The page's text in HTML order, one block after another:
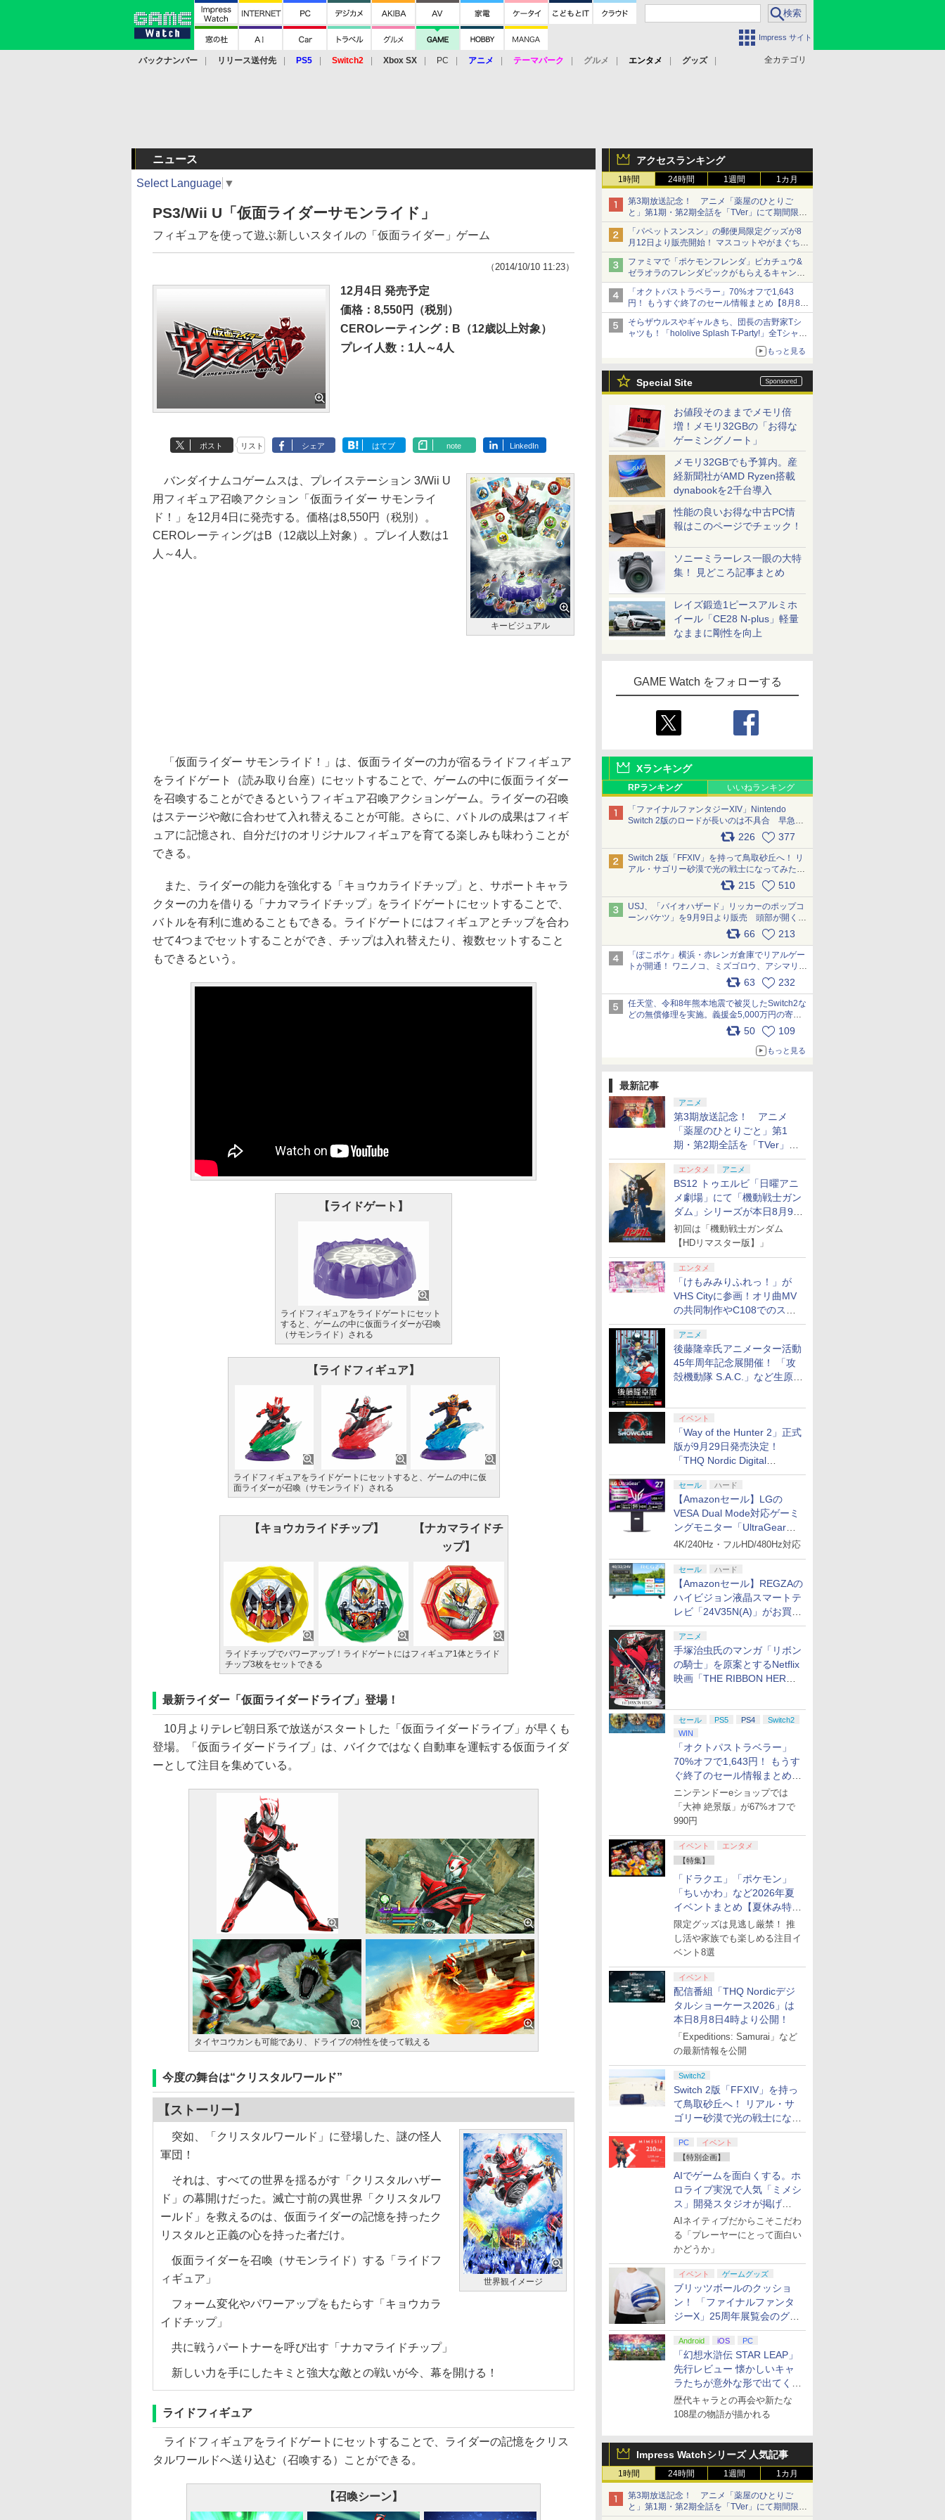
Impress サイト
全カテゴリ
バックナンバー リリース送付先 PS5 Switch2 Xbox SX PC アニメ テーマパーク グルメ エンタメ
グッズ
アクセスランキング
1時間 24時間 1週間 1カ月
第3期放送記念！ アニメ「薬屋のひとりご
と」第1期・第2期全話を「TVer」にて期間限定
で順次無料配信開始
「パペットスンスン」の郵便局限定グッズが8
月12日より販売開始！ マスコットやがまぐち、
レターセットなどが登場
ファミマで「ポケモンフレンダ」ピカチュウ&
ゼラオラのフレンダピックがもらえるキャンペ
ーン開催！
「オクトパストラベラー」70%オフで1,643
円！ もうすぐ終了のセール情報まとめ【8月8日
更新】
ニンテンドーeショップでは「大神 絶景版」が
67%オフで990円
そらザウルスやギャルきち、団長の吉野家Tシ
ャツも！「hololive Splash T-Party!」全Tシャツ
ラインナップ公開＆オンライン販売開始
もっと見る
Special Site
お値段そのままでメモリ倍
増！メモリ32GBの「お得な
ゲーミングノート」
メモリ32GBでも予算内。産
経新聞社がAMD Ryzen搭載
dynabookを2千台導入
性能の良いお得な中古PC情
報はこのページでチェック！
ソニーミラーレス一眼の大特
集！ 見どころ記事まとめ
レイズ鍛造1ピースアルミホ
イール「CE28 N-plus」軽量
なままに剛性を向上
GAME Watch をフォローする
Xランキング
RPランキング いいねランキング
「ファイナルファンタジーXIV」Nintendo
Switch 2版のロードが長いのは不具合 早急に
アップデートできるよう対応中226 377
Switch 2版「FFXIV」を持って鳥取砂丘へ！ リ
アル・サゴリー砂漠で光の戦士になってみた
215 510
USJ、「バイオハザード」リッカーのポップコ
ーンバケツ」を9月9日より販売 頭部が開く仕
組み。味は恐怖を堪のう「味噌フレーバー」
66 213
「ぽこポケ」横浜・赤レンガ倉庫でリアルゲー
トが開通！ ワニノコ、ミズゴロウ、アシマリ登
場シーンをレポート pic.x.com/LDgEByVl6D
63 232
任天堂、令和8年熊本地震で被災したSwitch2な
どの無償修理を実施。義援金5,000万円の寄付
も発表 pic.x.com/BAYsMfUfUC
50 109
もっと見る
最新記事
アニメ
第3期放送記念！ アニメ
「薬屋のひとりごと」第1
期・第2期全話を「TVer」に
て期間限定で順次無料配信開
始エンタメ アニメ
BS12 トゥエルビ「日曜アニ
メ劇場」にて「機動戦士ガン
ダム」シリーズが本日8月9日
から8週連続で放送
初回は「機動戦士ガンダム
【HDリマスター版】」
エンタメ
「けもみみりふれっ！」が
VHS Cityに参画！オリ曲MV
の共同制作やC108でのスペ
シャルコラボ広告を掲出
アニメ
後藤隆幸氏アニメーター活動
45年周年記念展開催！ 「攻
殻機動隊 S.A.C.」など生原
イベント
「Way of the Hunter 2」正式
版が9月29日発売決定！
「THQ Nordic Digital
Showcase 2026」まとめ
セール ハード
【Amazonセール】LGの
VESA Dual Mode対応ゲーミ
ングモニター「UltraGear
27G850A-B」がお買い得！
4K/240Hz・フルHD/480Hz対応
セール ハード
【Amazonセール】REGZAの
ハイビジョン液晶スマートテ
レビ「24V35N(A)」がお買い
得！
アニメ
手塚治虫氏のマンガ「リボン
の騎士」を原案とするNetflix
映画「THE RIBBON HERO
セール PS5 PS4
Switch2
WIN
「オクトパストラベラー」
70%オフで1,643円！ もうす
ぐ終了のセール情報まとめ
【8月8日更新】
ニンテンドーeショップでは
「大神 絶景版」が67%オフで
990円
イベント
エンタメ
【特集】
「ドラクエ」「ポケモン」
「ちいかわ」など2026年夏
イベントまとめ【夏休み特
集】
限定グッズは見逃し厳禁！ 推
し活や家族でも楽しめる注目イ
ベント8選
イベント
配信番組「THQ Nordicデジ
タルショーケース2026」は
本日8月8日4時より公開！
「Expeditions: Samurai」など
の最新情報を公開
Switch2
Switch 2版「FFXIV」を持っ
て鳥取砂丘へ！ リアル・サ
ゴリー砂漠で光の戦士になっ
てみた
PC
イベント
【特別企画】
AIでゲームを面白くする。ホ
ロライブ実況で人気「ミメシ
ス」開発スタジオが掲げ
る“AI活用の信念”とは？【講
演レポート】
AIネイティブだからこそこだわ
る「プレーヤーにとって面白い
かどうか」
イベント ゲームグッズ
ブリッツボールのクッショ
ン！ 「ファイナルファンタ
ジーX」25周年展覧会のグッ
ズ情報が公開
Android iOS PC
「幻想水滸伝 STAR LEAP」
先行レビュー 懐かしいキャ
ラたちが意外な形で出てくる
シリーズ完全新作！
歴代キャラとの再会や新たな
108星の物語が描かれる
Impress Watchシリーズ 人気記事
1時間 24時間 1週間 1カ月
第3期放送記念！ アニメ「薬屋のひとりご
と」第1期・第2期全話を「TVer」にて期間限定
で順次無料配信開始
ニュース
Select Language ▼
PS3/Wii U「仮面ライダーサモンライド」
フィギュアを使って遊ぶ新しいスタイルの「仮面ライダー」ゲーム
（2014/10/10 11:23）
12月4日 発売予定
価格：8,550円（税別）
CEROレーティング：B（12歳以上対象）
プレイ人数：1人～4人
ポスト リスト シェア はてブ note LinkedIn
キービジュアル
バンダイナムコゲームスは、プレイステーション 3/Wii U
用フィギュア召喚アクション「仮面ライダー サモンライ
ド！」を12月4日に発売する。価格は8,550円（税別）。
CEROレーティングはB（12歳以上対象）。プレイ人数は1
人～4人。
「仮面ライダー サモンライド！」は、仮面ライダーの力が宿るライドフィギュア
をライドゲート（読み取り台座）にセットすることで、ゲームの中に仮面ライダー
を召喚することができるというフィギュア召喚アクションゲーム。ライダーの召喚
はステージや敵に合わせて入れ替えることが可能。さらに、バトルの成果はフィギ
ュアに記憶され、自分だけのオリジナルフィギュアを育てる楽しみも味わうことが
できる。
また、ライダーの能力を強化する「キョウカライドチップ」と、サポートキャラ
クターの力を借りる「ナカマライドチップ」をライドゲートにセットすることで、
バトルを有利に進めることもできる。ライドゲートにはフィギュアとチップを合わ
せて4つまでセットすることができ、チップは入れ替えたり、複数セットすること
もできるという。
【ライドゲート】
ライドフィギュアをライドゲートにセット
すると、ゲームの中に仮面ライダーが召喚
（サモンライド）される
【ライドフィギュア】
ライドフィギュアをライドゲートにセットすると、ゲームの中に仮
面ライダーが召喚（サモンライド）される
【キョウカライドチップ】
【ナカマライドチ
ップ】
ライドチップでパワーアップ！ライドゲートにはフィギュア1体とライド
チップ3枚をセットできる
最新ライダー「仮面ライダードライブ」登場！
10月よりテレビ朝日系で放送がスタートした「仮面ライダードライブ」が早くも
登場。「仮面ライダードライブ」は、バイクではなく自動車を運転する仮面ライダ
ーとして注目を集めている。
タイヤコウカンも可能であり、ドライブの特性を使って戦える
今度の舞台は“クリスタルワールド”
【ストーリー】
世界観イメージ
突如、「クリスタルワールド」に登場した、謎の怪人
軍団！
それは、すべての世界を揺るがす「クリスタルハザー
ド」の幕開けだった。滅亡寸前の異世界「クリスタルワ
ールド」を救えるのは、仮面ライダーの記憶を持ったク
リスタルと正義の心を持った者だけ。
仮面ライダーを召喚（サモンライド）する「ライドフ
ィギュア」
フォーム変化やパワーアップをもたらす「キョウカラ
イドチップ」
共に戦うパートナーを呼び出す「ナカマライドチップ」
新しい力を手にしたキミと強大な敵との戦いが今、幕を開ける！
ライドフィギュア
ライドフィギュアをライドゲートにセットすることで、ライダーの記憶をクリス
タルワールドへ送り込む（召喚する）ことができる。
【召喚シーン】